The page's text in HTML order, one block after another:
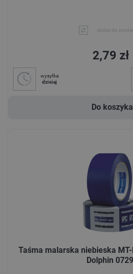
dodaj do
2,79 zł
wysyłka
dzisiaj
Do koszyka
Taśma malarska niebieska
Dolphin